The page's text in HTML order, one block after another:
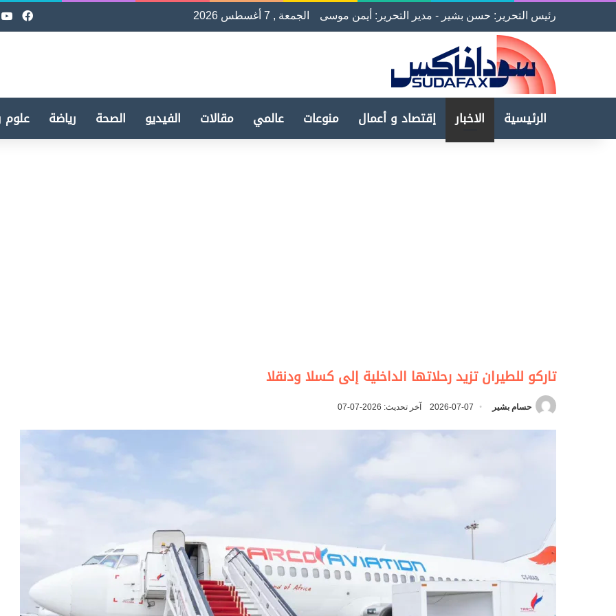
رئيس التحرير: حسن بشير - مدير التحرير: أيمن موسى الجمعة , 7 أغسطس 2026
الرئيسية الاخبار إقتصاد و أعمال منوعات عالمي مقالات الفيديو الصحة رياضة علوم
تاركو للطيران تزيد رحلاتها الداخلية إلى كسلا ودنقلا
حسام بشير 2026-07-07 آخر تحديث: 2026-07-07